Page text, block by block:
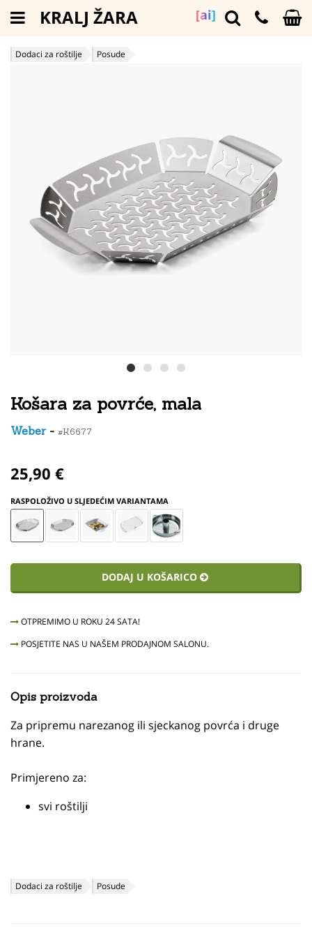
[ai]
KRALJ ŽARA
Dodaci za roštilje Posude
Košara za povrće, mala
Weber- #K6677
25,90 €
RASPOLOŽIVO U SLJEDEĆIM VARIANTAMA
DODAJ U KOŠARICO
OTPREMIMO U ROKU 24 SATA!
POSJETITE NAS U NAŠEM PRODAJNOM SALONU.
Opis proizvoda
Za pripremu narezanog ili sjeckanog povrća i druge
hrane.
Primjereno za:
svi roštilji
Dodaci za roštilje Posude